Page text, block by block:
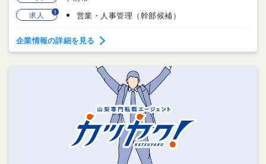
求人 1 営業・人事管理（幹部候補）
企業情報の詳細を見る